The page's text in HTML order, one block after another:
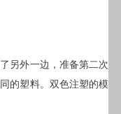
另外一边，准备第二次
的塑料。双色注塑的模